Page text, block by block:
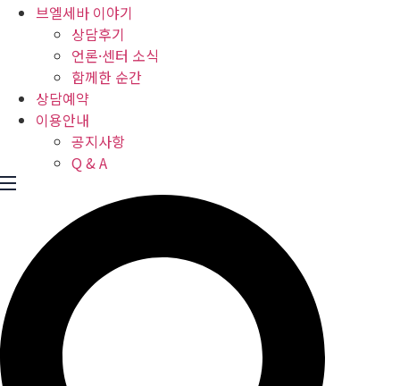
브엘세바 이야기
상담후기
언론·센터 소식
함께한 순간
상담예약
이용안내
공지사항
Q & A